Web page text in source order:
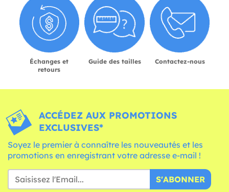
Échanges et
retours
Guide des tailles Contactez-nous
ACCÉDEZ AUX PROMOTIONS
EXCLUSIVES*
Soyez le premier à connaître les nouveautés et les
promotions en enregistrant votre adresse e-mail !
S'ABONNER